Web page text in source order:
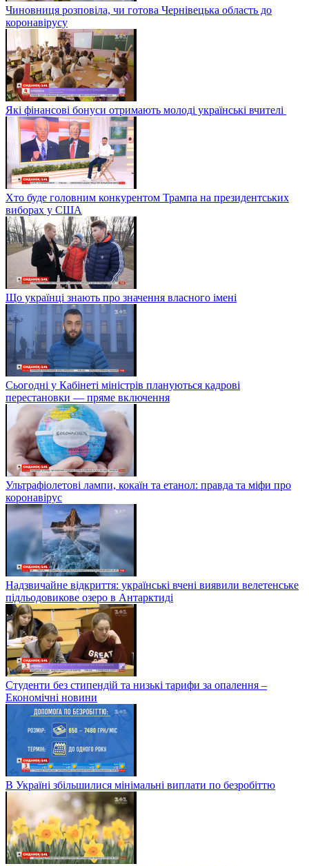
Чиновниця розповіла, чи готова Чернівецька область до
коронавірусу
Які фінансові бонуси отримають молоді українські вчителі
Хто буде головним конкурентом Трампа на президентських
виборах у США
Що українці знають про значення власного імені
Сьогодні у Кабінеті міністрів плануються кадрові
перестановки — пряме включення
Ультрафіолетові лампи, кокаїн та етанол: правда та міфи про
коронавірус
Надзвичайне відкриття: українські вчені виявили велетенське
підльодовикове озеро в Антарктиді
Студенти без стипендій та низькі тарифи за опалення –
Економічні новини
В Україні збільшилися мінімальні виплати по безробіттю